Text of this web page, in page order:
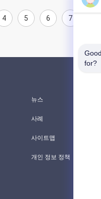
4 5 6 7
뉴스
사례
사이트맵
개인 정보 정책
for?